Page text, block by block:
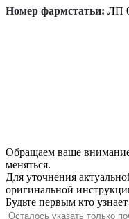
Номер фармстатьи: ЛП
Обращаем ваше
меняться.
Для уточнения
оригинальной
Будьте первым кто